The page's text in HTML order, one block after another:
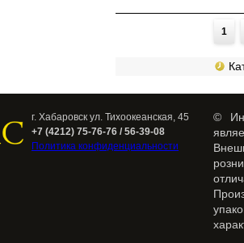
1
г. Хабаровск ул. Тихоокеанская, 45
+7 (4212) 75-76-76 / 56-39-08
Политика конфиденциальности
©